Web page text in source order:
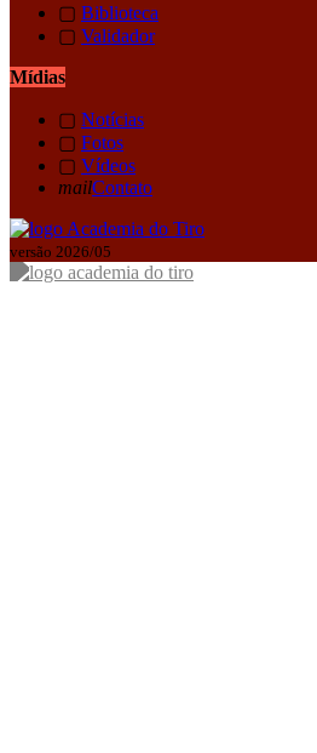
▢ Biblioteca
▢ Validador
Mídias
▢ Notícias
▢ Fotos
▢ Vídeos
mailContato
versão 2026/05